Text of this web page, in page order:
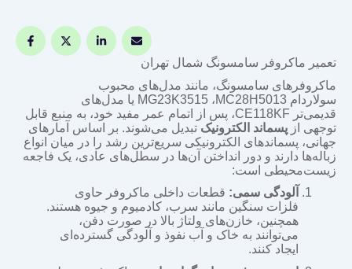
تعمیر ماکروفر سامسونگ شمال تهران
ماکروفرهای سامسونگ، مانند مدل‌های محبوب
سولاردام MC28H5013، MG23K3515 یا مدل‌های
قدیمی‌تر CE118KF، پس از اتمام عمر مفید خود، به منبع قابل
توجهی از پسماند الکترونیک تبدیل می‌شوند. بر اساس آمارهای
جهانی، پسماندهای الکترونیکی سریع‌ترین رشد را در میان انواع
زباله‌ها دارند و دور انداختن آن‌ها در سطل‌های عادی، یک فاجعه
زیست‌محیطی است:
آلودگی سمی: قطعات داخلی ماکروفر حاوی
فلزات سنگین مانند سرب، کادمیوم و جیوه هستند.
همچنین، خازن‌های ولتاژ بالا در صورت دفن،
می‌توانند به خاک و آب نفوذ و آلودگی گسترده‌ای
ایجاد کنند.